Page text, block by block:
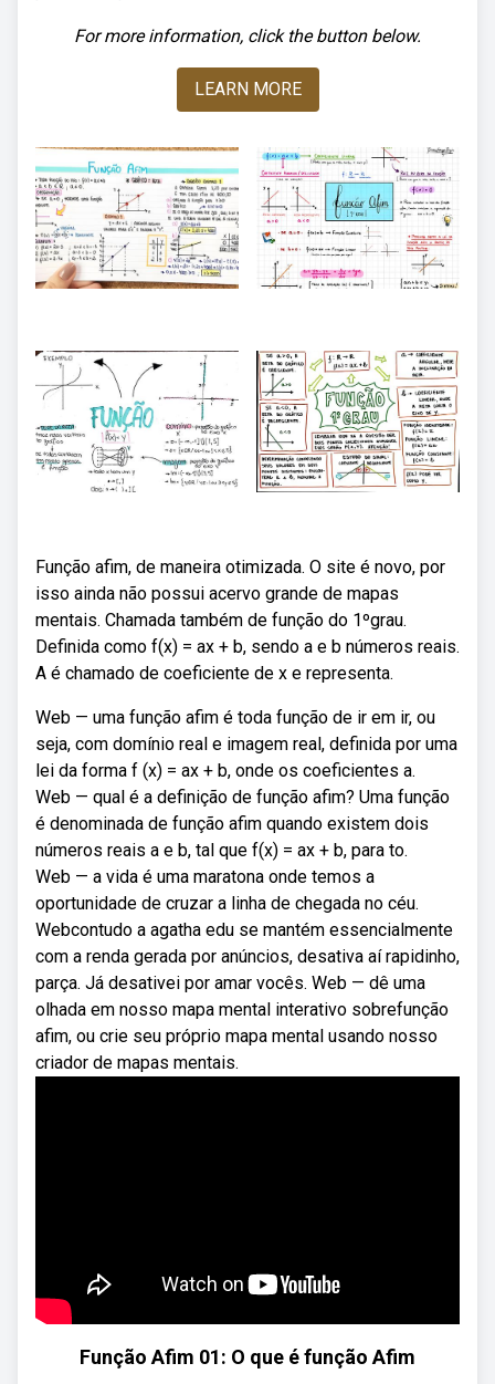
For more information, click the button below.
LEARN MORE
Função afim, de maneira otimizada. O site é novo, por
isso ainda não possui acervo grande de mapas
mentais. Chamada também de função do 1ºgrau.
Definida como f(x) = ax + b, sendo a e b números reais.
A é chamado de coeficiente de x e representa.
Web — uma função afim é toda função de ir em ir, ou
seja, com domínio real e imagem real, definida por uma
lei da forma f (x) = ax + b, onde os coeficientes a.
Web — qual é a definição de função afim? Uma função
é denominada de função afim quando existem dois
números reais a e b, tal que f(x) = ax + b, para to.
Web — a vida é uma maratona onde temos a
oportunidade de cruzar a linha de chegada no céu.
Webcontudo a agatha edu se mantém essencialmente
com a renda gerada por anúncios, desativa aí rapidinho,
parça. Já desativei por amar vocês. Web — dê uma
olhada em nosso mapa mental interativo sobrefunção
afim, ou crie seu próprio mapa mental usando nosso
criador de mapas mentais.
Função Afim 01: O que é função Afim